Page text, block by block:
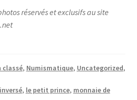
réservés et exclusifs au site
classé, Numismatique, Uncategorized,
, le petit prince, monnaie de